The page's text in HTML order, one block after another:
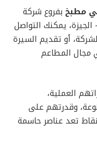
مطبخ بفروع شركة
يمكنك التواصل
أو تقديم السيرة
مجال المطاعم
العملية،
وقدرتهم على
تعد عناصر حاسمة